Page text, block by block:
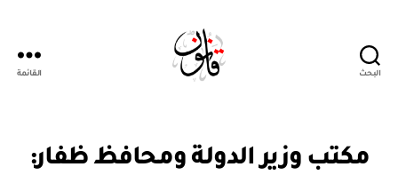
البحث القائمة
التصنيفات
مكتب وزير الدولة ومحافظ ظفار: